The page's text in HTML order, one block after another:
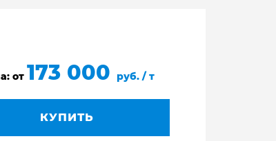
от 173 000руб. / т
КУПИТЬ